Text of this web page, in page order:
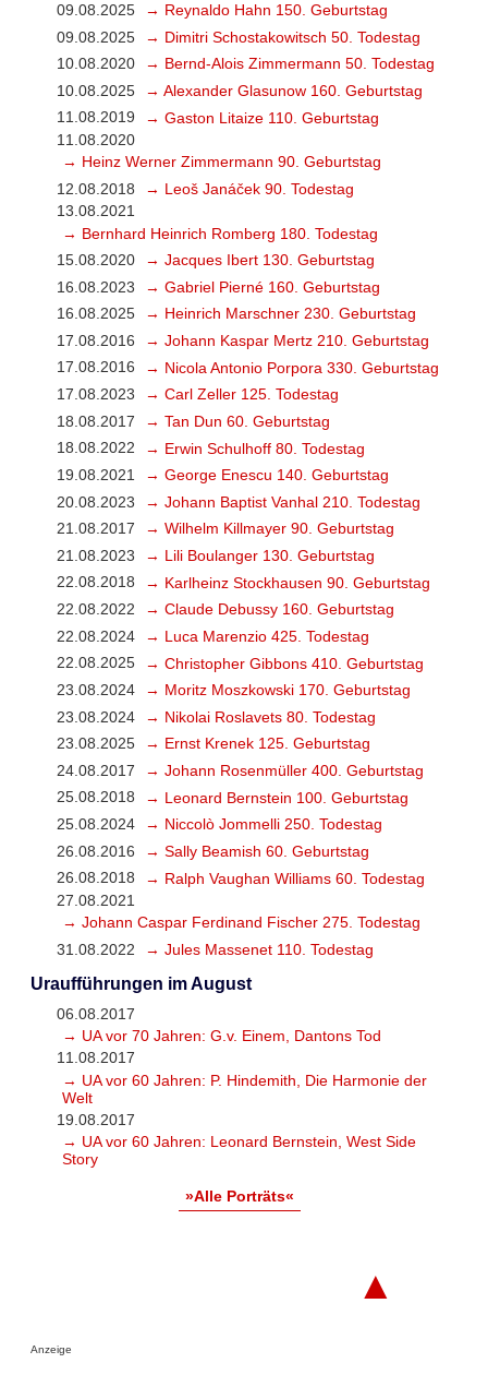
09.08.2025
→ Reynaldo Hahn 150. Geburtstag
09.08.2025
→ Dimitri Schostakowitsch 50. Todestag
10.08.2020
→ Bernd-Alois Zimmermann 50. Todestag
10.08.2025
→ Alexander Glasunow 160. Geburtstag
11.08.2019
→ Gaston Litaize 110. Geburtstag
11.08.2020
→ Heinz Werner Zimmermann 90. Geburtstag
12.08.2018
→ Leoš Janáček 90. Todestag
13.08.2021
→ Bernhard Heinrich Romberg 180. Todestag
15.08.2020
→ Jacques Ibert 130. Geburtstag
16.08.2023
→ Gabriel Pierné 160. Geburtstag
16.08.2025
→ Heinrich Marschner 230. Geburtstag
17.08.2016
→ Johann Kaspar Mertz 210. Geburtstag
17.08.2016
→ Nicola Antonio Porpora 330. Geburtstag
17.08.2023
→ Carl Zeller 125. Todestag
18.08.2017
→ Tan Dun 60. Geburtstag
18.08.2022
→ Erwin Schulhoff 80. Todestag
19.08.2021
→ George Enescu 140. Geburtstag
20.08.2023
→ Johann Baptist Vanhal 210. Todestag
21.08.2017
→ Wilhelm Killmayer 90. Geburtstag
21.08.2023
→ Lili Boulanger 130. Geburtstag
22.08.2018
→ Karlheinz Stockhausen 90. Geburtstag
22.08.2022
→ Claude Debussy 160. Geburtstag
22.08.2024
→ Luca Marenzio 425. Todestag
22.08.2025
→ Christopher Gibbons 410. Geburtstag
23.08.2024
→ Moritz Moszkowski 170. Geburtstag
23.08.2024
→ Nikolai Roslavets 80. Todestag
23.08.2025
→ Ernst Krenek 125. Geburtstag
24.08.2017
→ Johann Rosenmüller 400. Geburtstag
25.08.2018
→ Leonard Bernstein 100. Geburtstag
25.08.2024
→ Niccolò Jommelli 250. Todestag
26.08.2016
→ Sally Beamish 60. Geburtstag
26.08.2018
→ Ralph Vaughan Williams 60. Todestag
27.08.2021
→ Johann Caspar Ferdinand Fischer 275. Todestag
31.08.2022
→ Jules Massenet 110. Todestag
Uraufführungen im August
06.08.2017
→ UA vor 70 Jahren: G.v. Einem, Dantons Tod
11.08.2017
→ UA vor 60 Jahren: P. Hindemith, Die Harmonie der
Welt
19.08.2017
→ UA vor 60 Jahren: Leonard Bernstein, West Side
Story
»Alle Porträts«
▲
Anzeige